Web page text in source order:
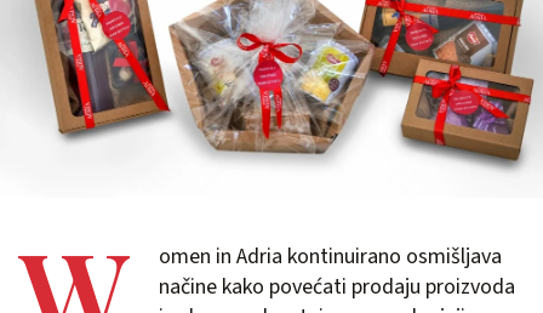
omen in Adria kontinuirano osmišljava
načine kako povećati prodaju proizvoda